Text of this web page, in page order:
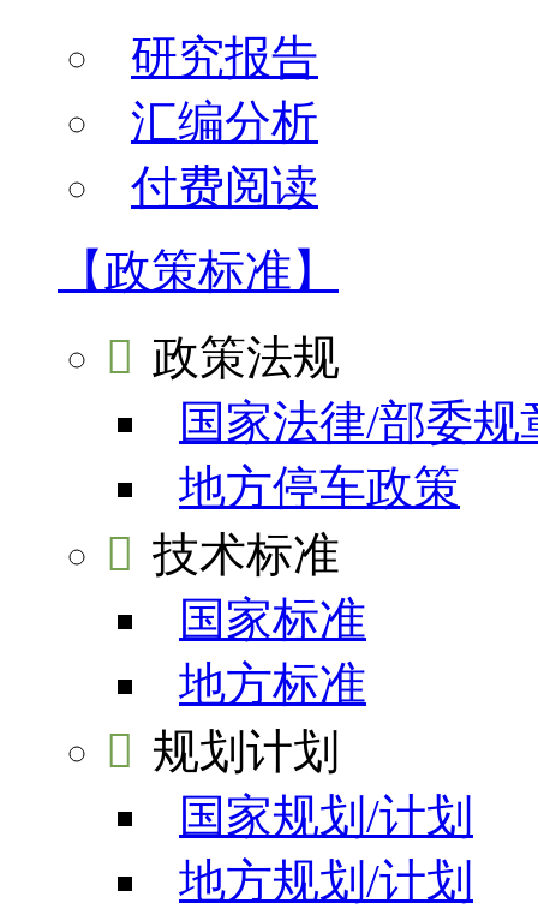
研究报告
汇编分析
付费阅读
【政策标准】
 政策法规
国家法律/部委规
地方停车政策
 技术标准
国家标准
地方标准
 规划计划
国家规划/计划
地方规划/计划